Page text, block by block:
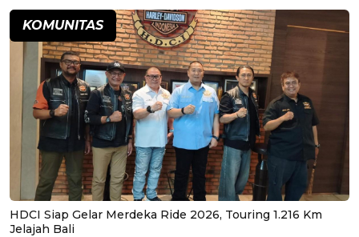
KOMUNITAS
HDCI Siap Gelar Merdeka Ride 2026, Touring 1.216 Km
Jelajah Bali